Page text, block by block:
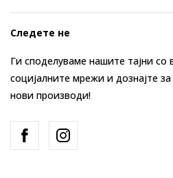
Следете не
Ги споделуваме нашите тајни со
социјалните мрежи и дознајте
нови производи!